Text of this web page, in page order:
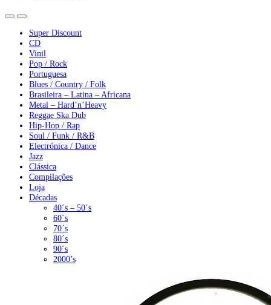
Super Discount
CD
Vinil
Pop / Rock
Portuguesa
Blues / Country / Folk
Brasileira – Latina – Africana
Metal – Hard’n’Heavy
Reggae Ska Dub
Hip-Hop / Rap
Soul / Funk / R&B
Electrónica / Dance
Jazz
Clássica
Compilações
Loja
Décadas
40´s – 50´s
60´s
70´s
80´s
90´s
2000’s